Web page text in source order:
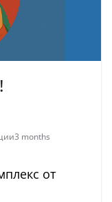
3 months
от